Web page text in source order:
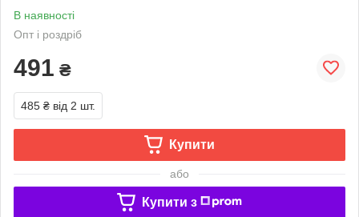
В наявності
Опт і роздріб
491 ₴
485 ₴ від 2 шт.
Купити
або
Купити з